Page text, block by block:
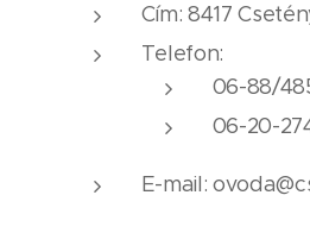
Cím: 8417
Telefon:
06-88/
06-20-
E-mail: